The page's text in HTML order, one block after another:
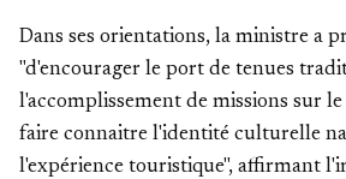
Dans ses orientations, la ministre a
"d'encourager le port de tenues
l'accomplissement de missions sur
faire connaitre l'identité culturelle
l'expérience touristique", affirmant